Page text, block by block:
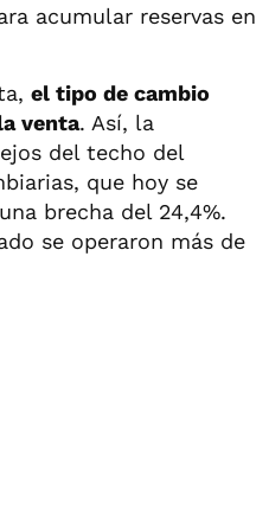
acumular reservas en
el tipo de cambio
venta. Así, la
del techo del
que hoy se
brecha del 24,4%.
se operaron más de